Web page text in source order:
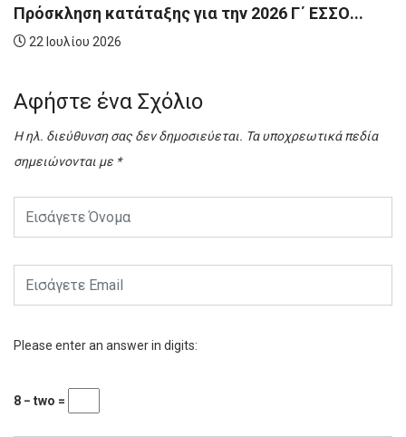
Γ΄ ΕΣΣΟ...
Αφήστε ένα Σχόλιο
Η ηλ. διεύθυνση σας δεν δημοσιεύεται. Τα υποχρεωτικά πεδία
σημειώνονται με *
Please enter an answer in digits:
8 − two =